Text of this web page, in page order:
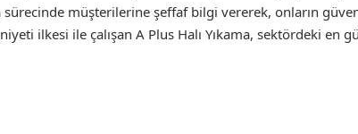
sürecinde müşterilerine şeffaf bilgi vererek, onların
ilkesi ile çalışan A Plus Halı Yıkama, sektördeki en